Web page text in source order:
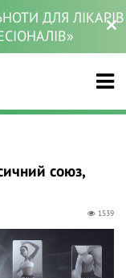
ДЛЯ ЛІКАРІВ
союз,
1539